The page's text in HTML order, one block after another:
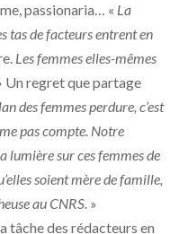
passionaria… « La
tas de facteurs entrent en
Les femmes elles-mêmes
Un regret que partage
des femmes perdure, c’est
pas compte. Notre
lumière sur ces femmes de
soient mère de famille,
au CNRS. »
tâche des rédacteurs en